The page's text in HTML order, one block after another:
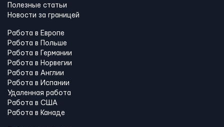
Полезные статьи
Новости за границей
Работа в Европе
Работа в Польше
Работа в Германии
Работа в Норвегии
Работа в Англии
Работа в Испании
Удаленная работа
Работа в США
Работа в Канадe